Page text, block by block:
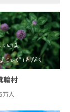
輪村
万人